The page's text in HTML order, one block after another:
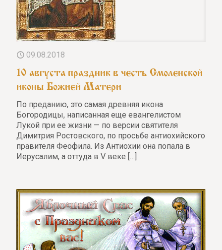
09.08.2018
10 августа праздник в честь Смоленской
иконы Божией Матери
По преданию, это самая древняя икона
Богородицы, написанная еще евангелистом
Лукой при ее жизни — по версии святителя
Димитрия Ростовского, по просьбе антиохийского
правителя Феофила. Из Антиохии она попала в
Иерусалим, а оттуда в V веке […]